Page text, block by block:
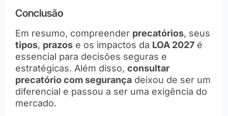
Conclusão
Em resumo, compreender precatórios, seus
tipos, prazos e os impactos da LOA 2027 é
essencial para decisões seguras e
estratégicas. Além disso, consultar
precatório com segurança deixou de ser um
diferencial e passou a ser uma exigência do
mercado.